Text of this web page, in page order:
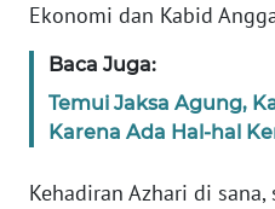
Ekonomi dan Kabid
Baca Juga:
Temui Jaksa Agung,
Karena Ada Hal-hal
Kehadiran Azhari di
KARIR
DISCLAIMER
Wahana
Regional